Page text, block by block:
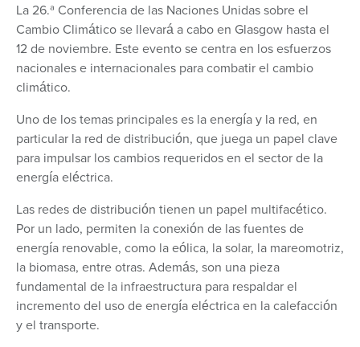
La 26.ª Conferencia de las Naciones Unidas sobre el
Cambio Climático se llevará a cabo en Glasgow hasta el
12 de noviembre. Este evento se centra en los esfuerzos
nacionales e internacionales para combatir el cambio
climático.
Uno de los temas principales es la energía y la red, en
particular la red de distribución, que juega un papel clave
para impulsar los cambios requeridos en el sector de la
energía eléctrica.
Las redes de distribución tienen un papel multifacético.
Por un lado, permiten la conexión de las fuentes de
energía renovable, como la eólica, la solar, la mareomotriz,
la biomasa, entre otras. Además, son una pieza
fundamental de la infraestructura para respaldar el
incremento del uso de energía eléctrica en la calefacción
y el transporte.